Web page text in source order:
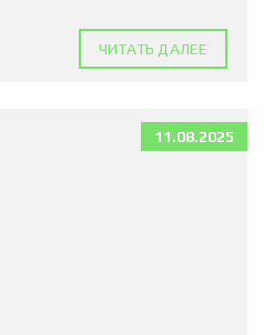
ЧИТАТЬ ДАЛЕЕ
11.08.2025